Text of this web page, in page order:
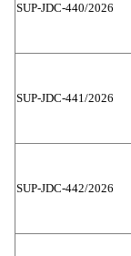
SUP-JDC-440/2026
SUP-JDC-441/2026
SUP-JDC-442/2026